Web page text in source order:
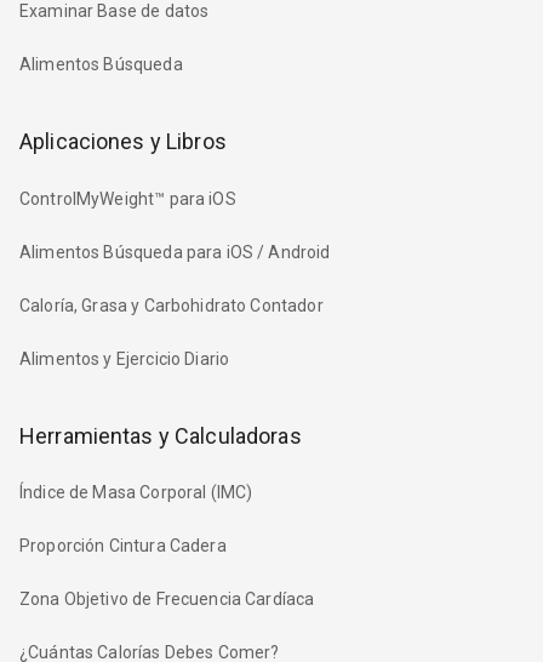
Examinar Base de datos
Alimentos Búsqueda
Aplicaciones y Libros
ControlMyWeight™ para iOS
Alimentos Búsqueda para iOS / Android
Caloría, Grasa y Carbohidrato Contador
Alimentos y Ejercicio Diario
Herramientas y Calculadoras
Índice de Masa Corporal (IMC)
Proporción Cintura Cadera
Zona Objetivo de Frecuencia Cardíaca
¿Cuántas Calorías Debes Comer?